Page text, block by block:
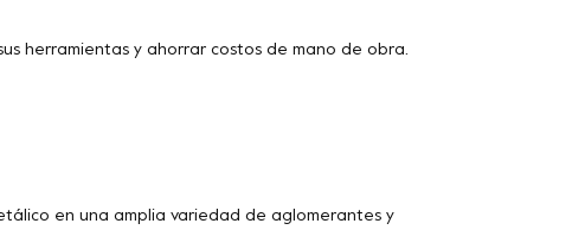
herramientas y ahorrar costos de mano de obra.
en una amplia variedad de aglomerantes y